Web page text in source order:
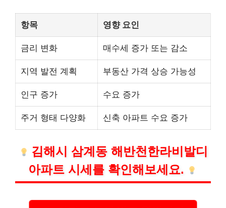
항목 영향 요인
금리 변화 매수세 증가 또는 감소
지역 발전 계획 부동산 가격 상승 가능성
인구 증가 수요 증가
주거 형태 다양화 신축 아파트 수요 증가
김해시 삼계동 해반천한라비발디
아파트 시세를 확인해보세요.